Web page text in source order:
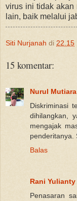
virus ini tidak akan
lain, baik melalui
Siti Nurjanah di 22.15
15 komentar:
Nurul
Diskriminasi
dihilangkan,
mengajak
penderitanya.
Balas
Rani Yulianty
Penasaran